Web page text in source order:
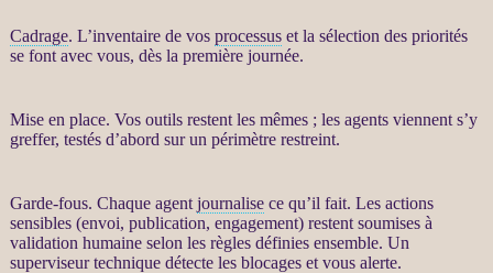
Cadrage. L’inventaire de vos processuset la sélection des priorités
se font avec vous, dès la première journée.
Mise en place. Vos outils restent les mêmes ; les agentsviennent s’y
greffer, testés d’abord sur un périmètre restreint.
Garde-fous. Chaque agent journalisece qu’il fait. Les actions
sensibles (envoi, publication, engagement) restent soumises à
validation humaine selon les règles définies ensemble. Un
superviseur technique détecte les blocages et vous alerte.